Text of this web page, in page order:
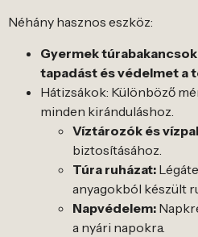
Néhány hasznos eszköz:
Gyermek
tapadást és védelmet a
Hátizsákok: Különböző
minden kiránduláshoz.
Víztározók és
biztosításához.
Túra ruházat:
anyagokból készült
Napvédelem:
a nyári napokra.